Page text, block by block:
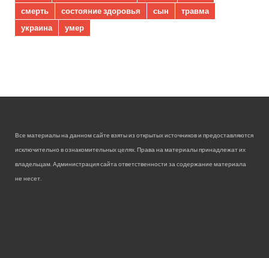
смерть
состояние здоровья сын
травма
украина
умер
Все материалы на данном сайте взяты из открытых источников и предоставляются
исключительно в ознакомительных целях. Права на материалы принадлежат их
владельцам. Администрация сайта ответственности за содержание материала
не несет.